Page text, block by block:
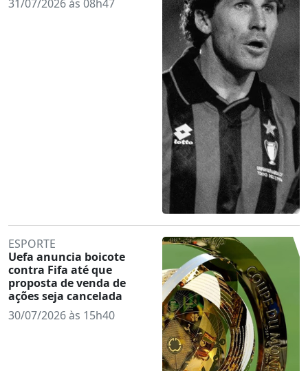
31/07/2026 às 08h47
ESPORTE
Uefa anuncia boicote
contra Fifa até que
proposta de venda de
ações seja cancelada
30/07/2026 às 15h40